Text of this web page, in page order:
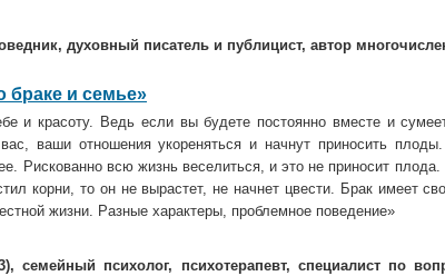
духовный писатель и публицист, автор
браке и семье»
и красоту. Ведь если вы будете постоянно вместе и
ваши отношения укореняться и начнут приносить
Рискованно всю жизнь веселиться, и это не приносит
корни, то он не вырастет, не начнет цвести. Брак имеет
жизни. Разные характеры, проблемное поведение»
семейный психолог, психотерапевт, специалист по